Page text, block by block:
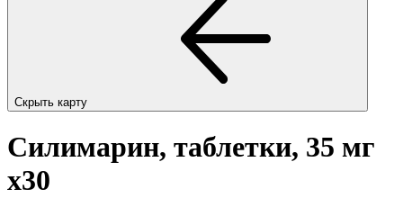
Скрыть карту
Силимарин, таблетки, 35 мг
x30